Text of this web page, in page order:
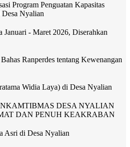
Program Penguatan Kapasitas
Nyalian
Januari - Maret 2026, Diserahkan
Ranperdes tentang Kewenangan
Widia Laya) di Desa Nyalian
DESA NYALIAN
DAN PENUH KEAKRABAN
Asri di Desa Nyalian